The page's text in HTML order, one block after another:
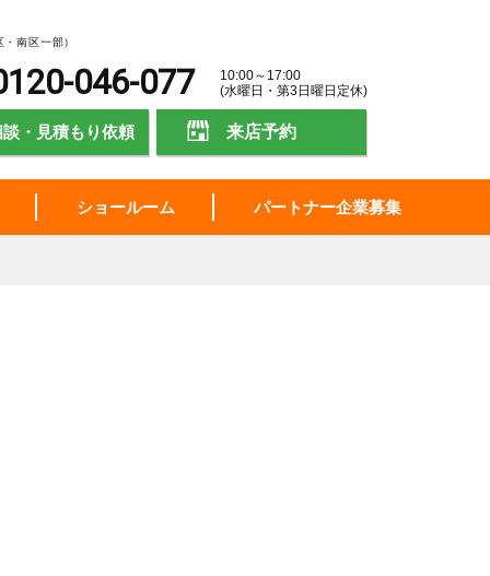
南区一部）
046-077
10:00～17:00
(水曜日・第3日曜日定休)
談・見積もり依頼 来店予約
ショールーム パートナー企業募集